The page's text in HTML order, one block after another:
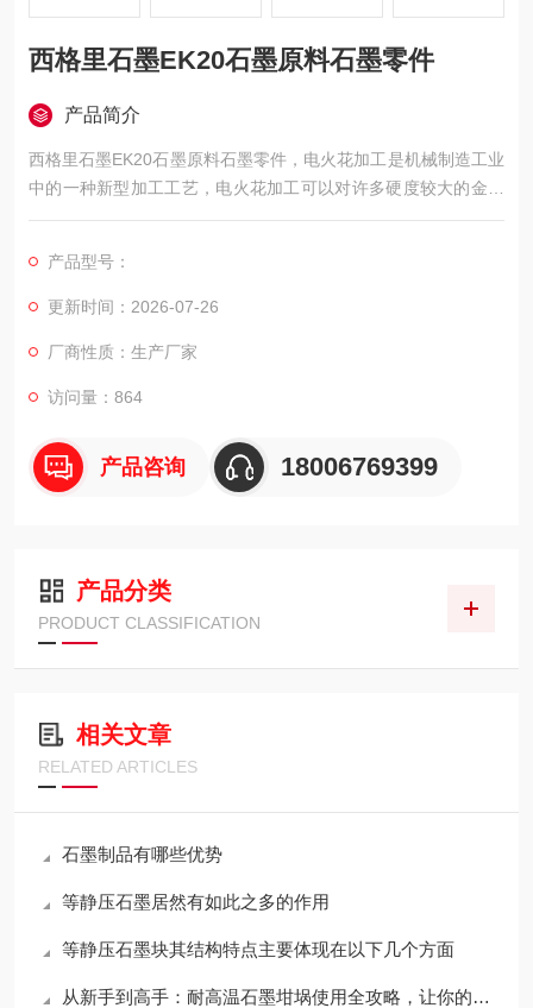
西格里石墨EK20石墨原料石墨零件
产品简介
西格里石墨EK20石墨原料石墨零件，电火花加工是机械制造工业
中的一种新型加工工艺，电火花加工可以对许多硬度较大的金属
进行加工，并可加工形状复杂、精度要求较高的零部件，作为阳
产品型号：
更新时间：2026-07-26
厂商性质：生产厂家
访问量：864
产品咨询 18006769399
产品分类
PRODUCT CLASSIFICATION
相关文章
RELATED ARTICLES
石墨制品有哪些优势
等静压石墨居然有如此之多的作用
等静压石墨块其结构特点主要体现在以下几个方面
从新手到高手：耐高温石墨坩埚使用全攻略，让你的工作更出色！